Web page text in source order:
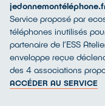
Service proposé par
téléphones inutilisés
partenaire de l’ESS
enveloppe reçue
des 4 associations
ACCÉDER AU SERVICE